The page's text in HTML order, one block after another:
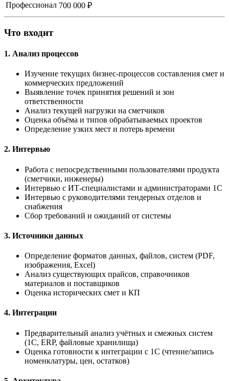
Профессионал 700 000 ₽
Что входит
1. Анализ процессов
Изучение текущих бизнес-процессов составления смет и
коммерческих предложений
Выявление точек принятия решений и зон
ответственности
Анализ текущей нагрузки на сметчиков
Оценка объёма и типов обрабатываемых проектов
Определение узких мест и потерь времени
2. Интервью
Работа с непосредственными пользователями продукта
(сметчики, инженеры)
Интервью с ИТ-специалистами и администраторами 1С
Интервью с руководителями тендерных отделов и
снабжения
Сбор требований и ожиданий от системы
3. Источники данных
Определение форматов данных, файлов, систем (PDF,
изображения, Excel)
Анализ существующих прайсов, справочников
материалов и поставщиков
Оценка исторических смет и КП
4. Интеграции
Предварительный анализ учётных и смежных систем
(1С, ERP, файловые хранилища)
Оценка готовности к интеграции с 1С (чтение/запись
номенклатуры, цен, остатков)